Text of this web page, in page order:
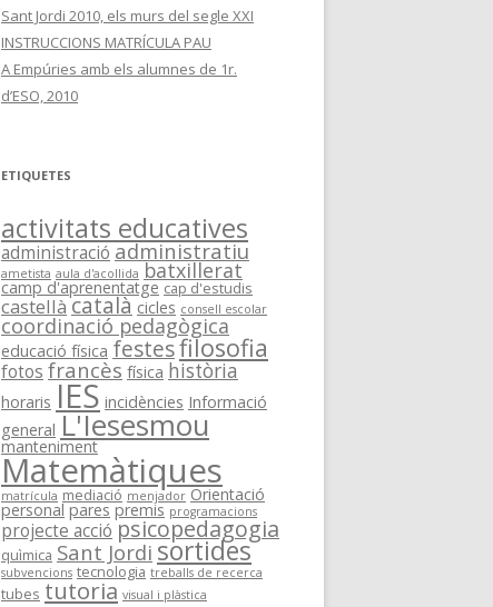
Sant Jordi 2010, els murs del segle XXI
INSTRUCCIONS MATRÍCULA PAU
A Empúries amb els alumnes de 1r.
d’ESO, 2010
ETIQUETES
activitats educatives
administració administratiu
ametista aula d'acollida batxillerat
camp d'aprenentatge cap d'estudis
castellà català cicles consell escolar
coordinació pedagògica
educació física festesfilosofia
fotos francès física història
horaris IES incidències Informació
general L'Iesesmou
manteniment
Matemàtiques
matrícula mediació menjador Orientació
personal pares premis programacions
projecte acció psicopedagogia
quìmica Sant Jordi sortides
subvencions tecnologia treballs de recerca
tubes tutoria visual i plàstica